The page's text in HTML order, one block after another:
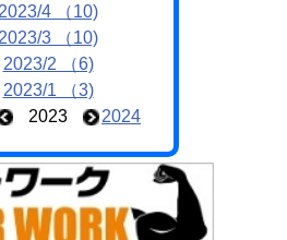
2023/4 （10)
2023/3 （10)
2023/2 （6)
2023/1 （3)
2023 2024